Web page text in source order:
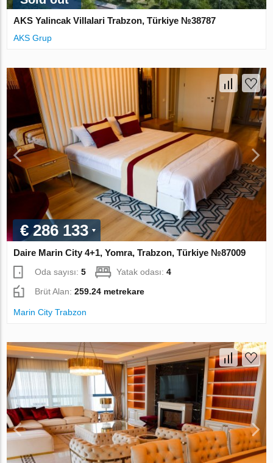
AKS Yalincak Villalari Trabzon, Türkiye №38787
AKS Grup
€ 286 133
Daire Marin City 4+1, Yomra, Trabzon, Türkiye №87009
Oda sayısı:5 Yatak odası:4
Brüt Alan:259.24 metrekare
Marin City Trabzon